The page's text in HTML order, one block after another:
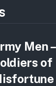
Men –
of